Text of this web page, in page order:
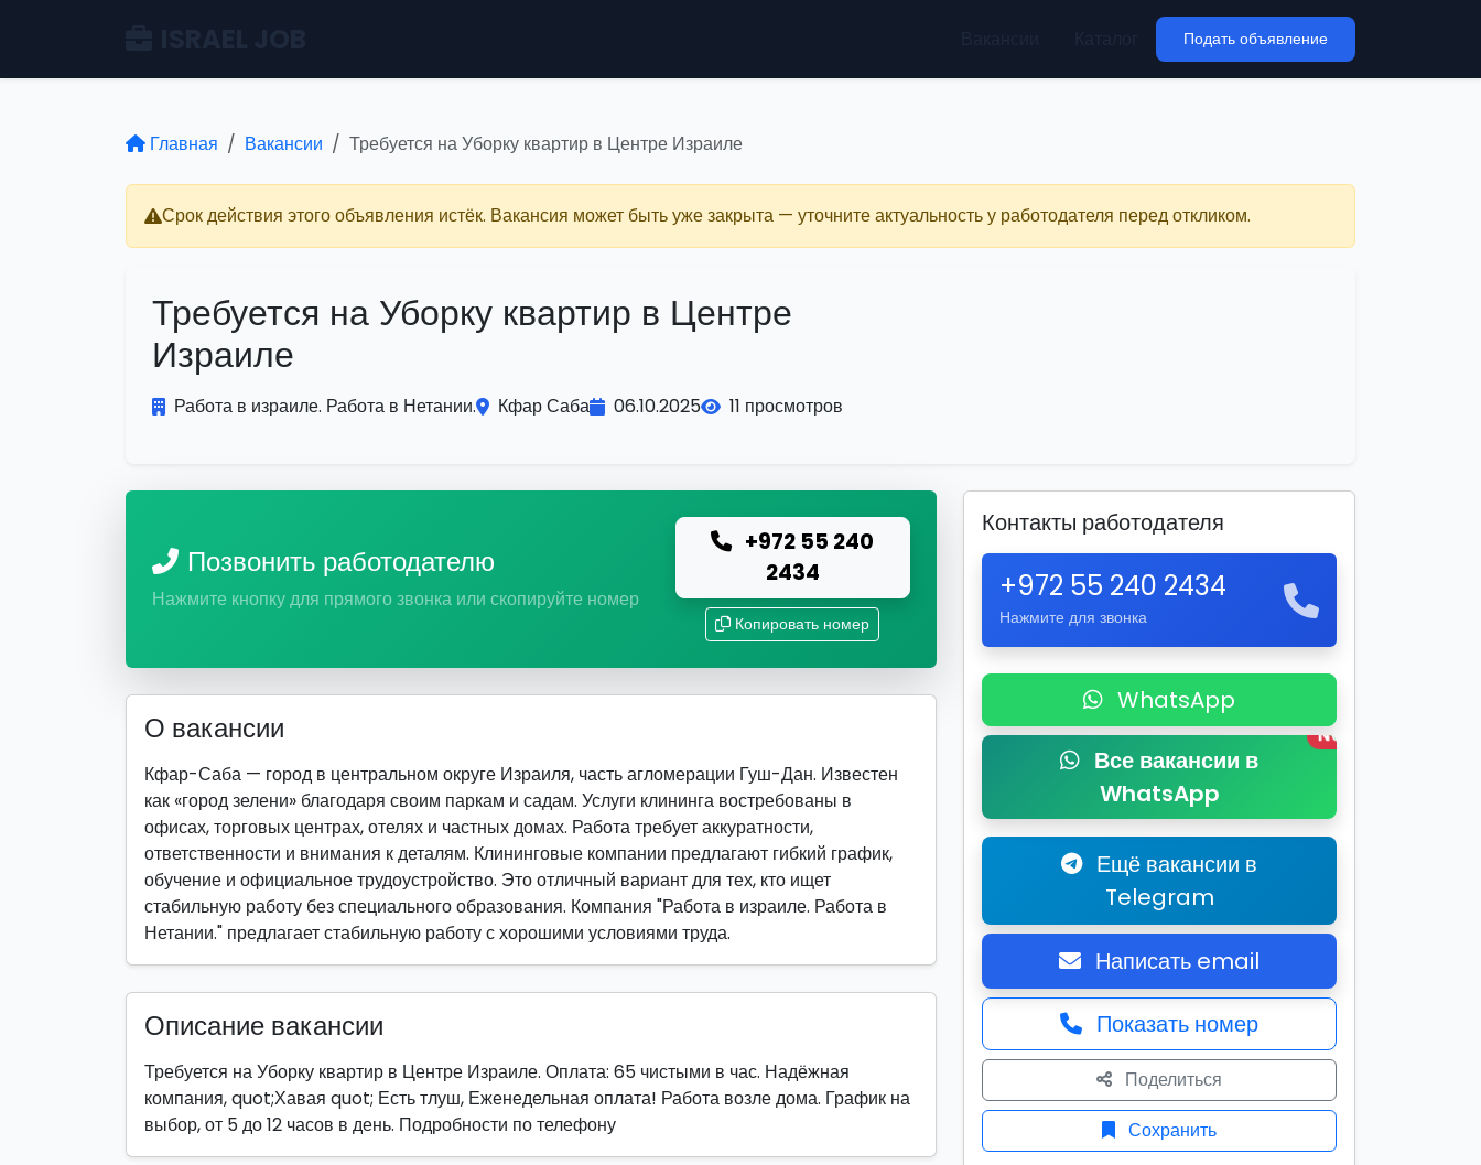
Подать объявление
Главная Вакансии Требуется на Уборку квартир в Центре Израиле
Срок действия этого объявления истёк. Вакансия может быть уже закрыта — уточните актуальность у работодателя перед откликом.
Требуется на Уборку квартир в Центре
Израиле
Работа в израиле. Работа в Нетании. Кфар Саба 06.10.2025 11 просмотров
Позвонить работодателю
Нажмите кнопку для прямого звонка или скопируйте номер
+972 55 240
2434
Копировать номер
О вакансии
Кфар-Саба — город в центральном округе Израиля, часть агломерации Гуш-Дан. Известен
как «город зелени» благодаря своим паркам и садам. Услуги клининга востребованы в
офисах, торговых центрах, отелях и частных домах. Работа требует аккуратности,
ответственности и внимания к деталям. Клининговые компании предлагают гибкий график,
обучение и официальное трудоустройство. Это отличный вариант для тех, кто ищет
стабильную работу без специального образования. Компания "Работа в израиле. Работа в
Нетании." предлагает стабильную работу с хорошими условиями труда.
Описание вакансии
Требуется на Уборку квартир в Центре Израиле. Оплата: 65 чистыми в час. Надёжная
компания, quot;Хавая quot; Есть тлуш, Еженедельная оплата! Работа возле дома. График на
выбор, от 5 до 12 часов в день. Подробности по телефону
Контакты работодателя
+972 55 240 2434
Нажмите для звонка
WhatsApp
Все вакансии в
WhatsApp
New
Ещё вакансии в
Telegram
Написать email
Показать номер
Поделиться
Сохранить